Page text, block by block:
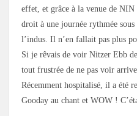
effet, et grâce à la venue de
droit à une journée rythmée
l’indus. Il n’en fallait pas plus
Si je rêvais de voir Nitzer Ebb
tout frustrée de ne pas voir
Récemment hospitalisé, il a été
Gooday au chant et WOW !